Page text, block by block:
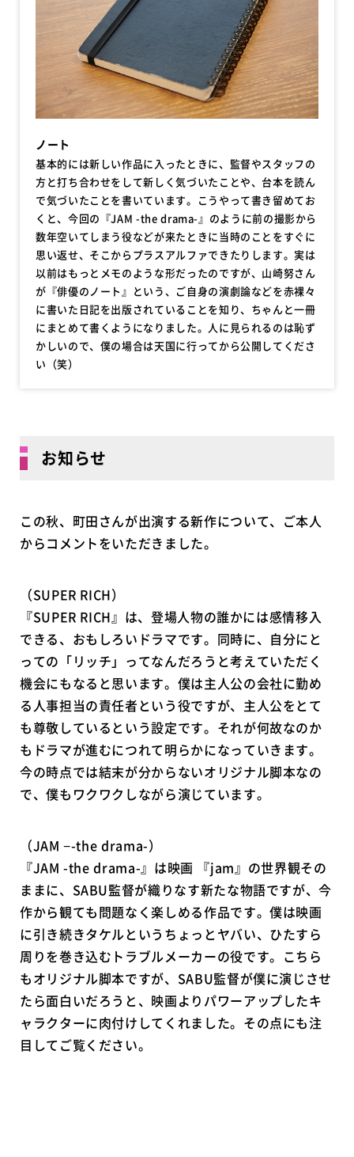
ノート
基本的には新しい作品に入ったときに、監督やスタッフの
方と打ち合わせをして新しく気づいたことや、台本を読ん
で気づいたことを書いています。こうやって書き留めてお
くと、今回の『JAM -the drama-』のように前の撮影から
数年空いてしまう役などが来たときに当時のことをすぐに
思い返せ、そこからプラスアルファできたりします。実は
以前はもっとメモのような形だったのですが、山崎努さん
が『俳優のノート』という、ご自身の演劇論などを赤裸々
に書いた日記を出版されていることを知り、ちゃんと一冊
にまとめて書くようになりました。人に見られるのは恥ず
かしいので、僕の場合は天国に行ってから公開してくださ
い（笑）
お知らせ
この秋、町田さんが出演する新作について、ご本人
からコメントをいただきました。
（SUPER RICH）
『SUPER RICH』は、登場人物の誰かには感情移入
できる、おもしろいドラマです。同時に、自分にと
っての「リッチ」ってなんだろうと考えていただく
機会にもなると思います。僕は主人公の会社に勤め
る人事担当の責任者という役ですが、主人公をとて
も尊敬しているという設定です。それが何故なのか
もドラマが進むにつれて明らかになっていきます。
今の時点では結末が分からないオリジナル脚本なの
で、僕もワクワクしながら演じています。
（JAM −-the drama-）
『JAM -the drama-』は映画 『jam』の世界観その
ままに、SABU監督が織りなす新たな物語ですが、今
作から観ても問題なく楽しめる作品です。僕は映画
に引き続きタケルというちょっとヤバい、ひたすら
周りを巻き込むトラブルメーカーの役です。こちら
もオリジナル脚本ですが、SABU監督が僕に演じさせ
たら面白いだろうと、映画よりパワーアップしたキ
ャラクターに肉付けしてくれました。その点にも注
目してご覧ください。